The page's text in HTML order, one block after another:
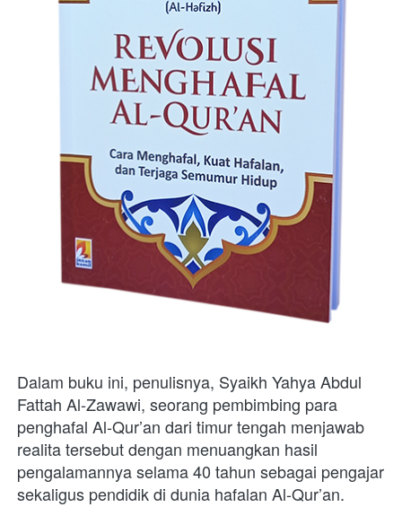
Dalam buku ini, penulisnya, Syaikh Yahya Abdul
Fattah Al-Zawawi, seorang pembimbing para
penghafal Al-Qur’an dari timur tengah menjawab
realita tersebut dengan menuangkan hasil
pengalamannya selama 40 tahun sebagai pengajar
sekaligus pendidik di dunia hafalan Al-Qur’an.